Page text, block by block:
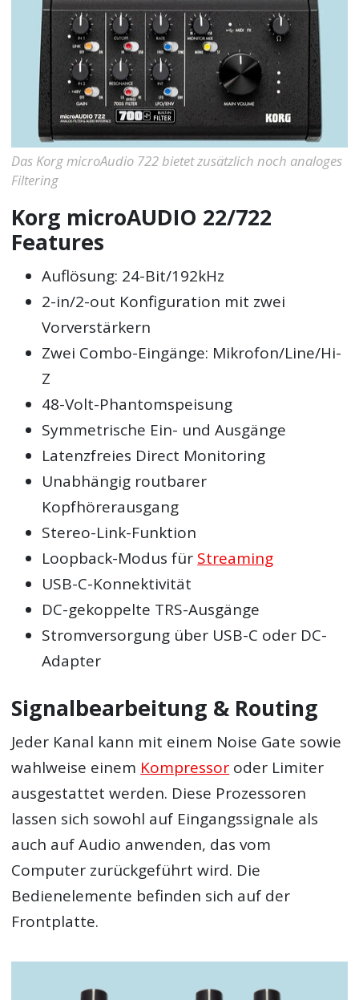
Das Korg microAudio 722 bietet zusätzlich noch analoges
Filtering
Korg microAUDIO 22/722
Features
Auflösung: 24-Bit/192kHz
2-in/2-out Konfiguration mit zwei
Vorverstärkern
Zwei Combo-Eingänge: Mikrofon/Line/Hi-
Z
48-Volt-Phantomspeisung
Symmetrische Ein- und Ausgänge
Latenzfreies Direct Monitoring
Unabhängig routbarer
Kopfhörerausgang
Stereo-Link-Funktion
Loopback-Modus für Streaming
USB-C-Konnektivität
DC-gekoppelte TRS-Ausgänge
Stromversorgung über USB-C oder DC-
Adapter
Signalbearbeitung & Routing
Jeder Kanal kann mit einem Noise Gate sowie
wahlweise einem Kompressor oder Limiter
ausgestattet werden. Diese Prozessoren
lassen sich sowohl auf Eingangssignale als
auch auf Audio anwenden, das vom
Computer zurückgeführt wird. Die
Bedienelemente befinden sich auf der
Frontplatte.